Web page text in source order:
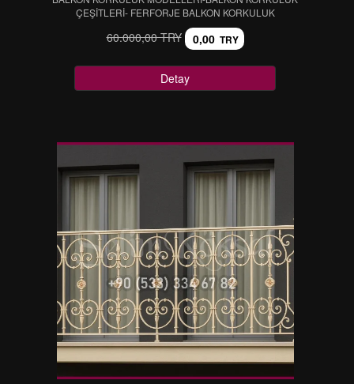
ÇEŞİTLERİ- FERFORJE BALKON KORKULUK
60.000,00 TRY 0,00 TRY
Detay